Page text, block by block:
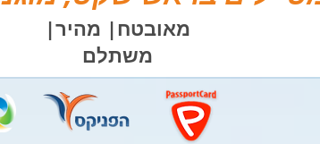
מאובטח| מהיר|
משתלם